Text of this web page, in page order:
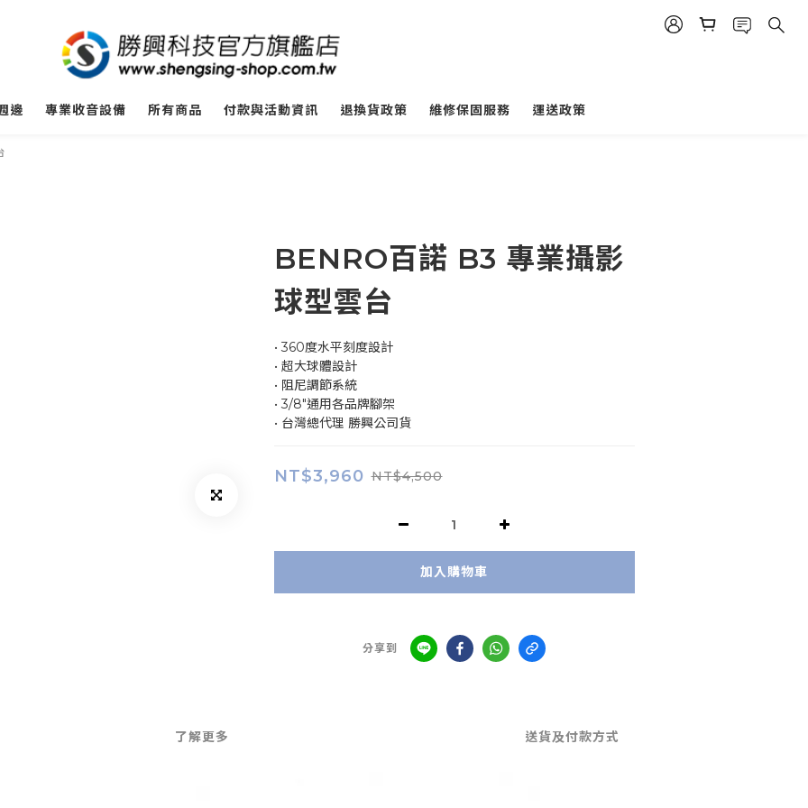
邊 專業收音設備 所有商品 付款與活動資訊 退換貨政策 維修保固服務 運送政策
BENRO百諾 B3 專業攝影
球型雲台
• 360度水平刻度設計
• 超大球體設計
• 阻尼調節系統
• 3/8"通用各品牌腳架
• 台灣總代理 勝興公司貨
NT$3,960 NT$4,500
加入購物車
分享到
了解更多 送貨及付款方式